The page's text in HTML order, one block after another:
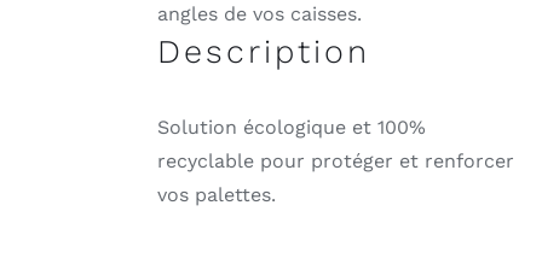
angles de vos caisses.
Description
Solution écologique et 100%
recyclable pour protéger et renforcer
vos palettes.